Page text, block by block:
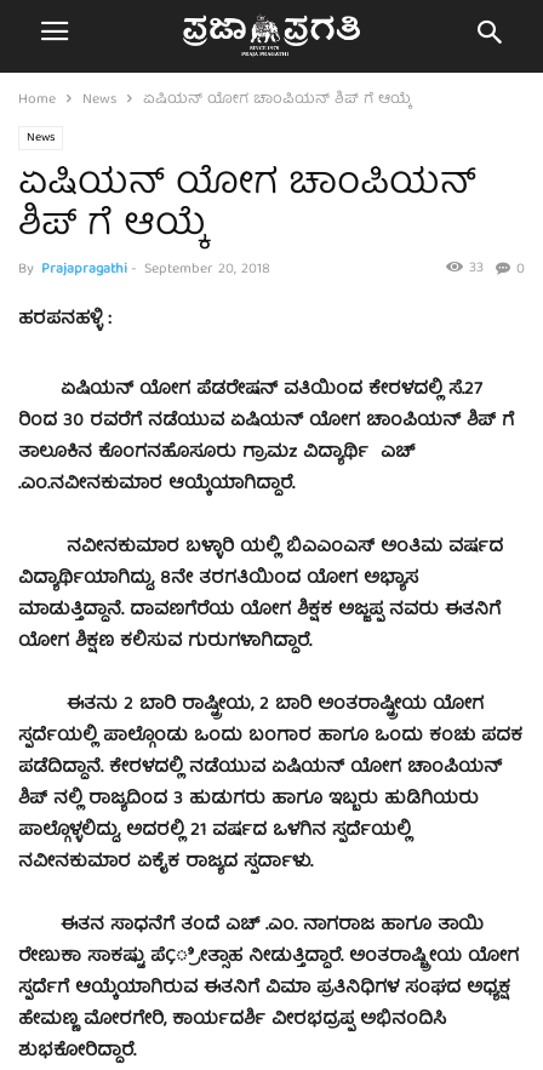
Home News ಏಷಿಯನ್ ಯೋಗ ಚಾಂಪಿಯನ್ ಶಿಪ್ ಗೆ ಆಯ್ಕೆ
News
ಏಷಿಯನ್ ಯೋಗ ಚಾಂಪಿಯನ್
ಶಿಪ್ ಗೆ ಆಯ್ಕೆ
By Prajapragathi- September 20, 2018 0
33
ಹರಪನಹಳ್ಳಿ :
ಏಷಿಯನ್ ಯೋಗ ಪೆಡರೇಷನ್ ವತಿಯಿಂದ ಕೇರಳದಲ್ಲಿ ಸೆ.27
ರಿಂದ 30 ರವರೆಗೆ ನಡೆಯುವ ಏಷಿಯನ್ ಯೋಗ ಚಾಂಪಿಯನ್ ಶಿಪ್ ಗೆ
ತಾಲೂಕಿನ ಕೊಂಗನಹೊಸೂರು ಗ್ರಾಮz ವಿದ್ಯಾರ್ಥಿ ಎಚ್
.ಎಂ.ನವೀನಕುಮಾರ ಆಯ್ಕೆಯಾಗಿದ್ದಾರೆ.
ನವೀನಕುಮಾರ ಬಳ್ಳಾರಿ ಯಲ್ಲಿ ಬಿಎಎಂಎಸ್ ಅಂತಿಮ ವರ್ಷದ
ವಿದ್ಯಾರ್ಥಿಯಾಗಿದ್ದು, 8ನೇ ತರಗತಿಯಿಂದ ಯೋಗ ಅಭ್ಯಾಸ
ಮಾಡುತ್ತಿದ್ದಾನೆ. ದಾವಣಗೆರೆಯ ಯೋಗ ಶಿಕ್ಷಕ ಅಜ್ಜಪ್ಪ ನವರು ಈತನಿಗೆ
ಯೋಗ ಶಿಕ್ಷಣ ಕಲಿಸುವ ಗುರುಗಳಾಗಿದ್ದಾರೆ.
ಈತನು 2 ಬಾರಿ ರಾಷ್ಟ್ರೀಯ, 2 ಬಾರಿ ಅಂತರಾಷ್ಟ್ರೀಯ ಯೋಗ
ಸ್ಪರ್ದೆಯಲ್ಲಿ ಪಾಲ್ಗೊಂಡು ಒಂದು ಬಂಗಾರ ಹಾಗೂ ಒಂದು ಕಂಚು ಪದಕ
ಪಡೆದಿದ್ದಾನೆ. ಕೇರಳದಲ್ಲಿ ನಡೆಯುವ ಏಷಿಯನ್ ಯೋಗ ಚಾಂಪಿಯನ್
ಶಿಪ್ ನಲ್ಲಿ ರಾಜ್ಯದಿಂದ 3 ಹುಡುಗರು ಹಾಗೂ ಇಬ್ಬರು ಹುಡಿಗಿಯರು
ಪಾಲ್ಗೊಳ್ಳಲಿದ್ದು, ಅದರಲ್ಲಿ 21 ವರ್ಷದ ಒಳಗಿನ ಸ್ಪರ್ದೆಯಲ್ಲಿ
ನವೀನಕುಮಾರ ಏಕೈಕ ರಾಜ್ಯದ ಸ್ಪರ್ದಾಳು.
ಈತನ ಸಾಧನೆಗೆ ತಂದೆ ಎಚ್ .ಎಂ. ನಾಗರಾಜ ಹಾಗೂ ತಾಯಿ
ರೇಣುಕಾ ಸಾಕಷ್ಟು ಪೆÇ್ರೀತ್ಸಾಹ ನೀಡುತ್ತಿದ್ದಾರೆ. ಅಂತರಾಷ್ಚ್ರೀಯ ಯೋಗ
ಸ್ಪರ್ದೆಗೆ ಆಯ್ಕೆಯಾಗಿರುವ ಈತನಿಗೆ ವಿಮಾ ಪ್ರತಿನಿಧಿಗಳ ಸಂಘದ ಅಧ್ಯಕ್ಷ
ಹೇಮಣ್ಣ ಮೋರಗೇರಿ, ಕಾರ್ಯದರ್ಶಿ ವೀರಭದ್ರಪ್ಪ ಅಭಿನಂದಿಸಿ
ಶುಭಕೋರಿದ್ದಾರೆ.